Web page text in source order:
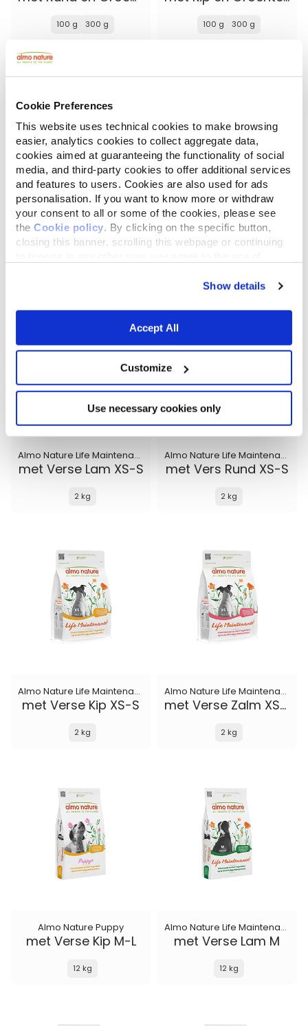
Cookie Preferences
This website uses technical cookies to make browsing
easier, analytics cookies to collect aggregate data,
cookies aimed at guaranteeing the functionality of social
media, and third-party cookies to offer additional services
and features to users. Cookies are also used for ads
personalisation. If you want to know more or withdraw
your consent to all or some of the cookies, please see
the Cookie policy. By clicking on the specific button,
closing this banner, scrolling this webpage or continuing
Show details
Accept All
Customize
Use necessary cookies only
100 g 300 g 100 g 300 g
Bio Organic
met Kip en Aardappelen
300 g
Almo Nature Puppy
met Verse Kip XS-S
2 kg
Almo Nature Life Maintenance
met Verse Lam XS-S
2 kg
Almo Nature Life Maintenance
met Vers Rund XS-S
2 kg
Almo Nature Life Maintenance
met Verse Kip XS-S
2 kg
Almo Nature Life Maintenance
met Verse Zalm XS-S
2 kg
Almo Nature Puppy
met Verse Kip M-L
12 kg
Almo Nature Life Maintenance
met Verse Lam M
12 kg